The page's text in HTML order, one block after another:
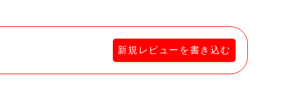
新規レビューを書き込む